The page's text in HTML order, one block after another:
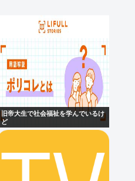
の正体、ついに判明して
「いいべ」と思われてい
雲院芳心唱永日宏居士」
旧帝大生で社会福祉を学んでいるけ
ど